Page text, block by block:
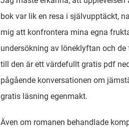
bok var lik en resa i självupptäckt,
mig att konfrontera mina egna
undersökning av löneklyftan och
till den är ett värdefullt gratis pdf
pågående konversationen om
gratis läsning egenmakt.
Även om romanen behandlade